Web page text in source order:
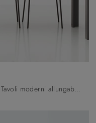
Clicca e scopri un ricco catalogo di Tavoli moderni allungabili da pranzo! Il modello Milano di Pointhouse ti aspetta.